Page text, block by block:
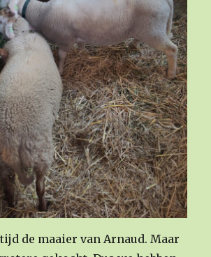
de maaier van Arnaud. Maar